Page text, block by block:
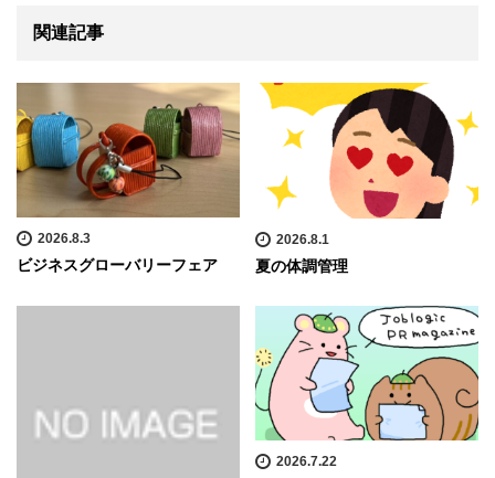
関連記事
2026.8.3
ビジネスグローバリーフェア
2026.8.1
夏の体調管理
2026.7.22